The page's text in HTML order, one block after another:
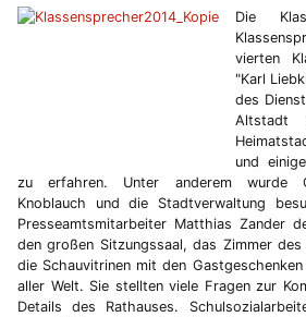
Die
vierten
"Karl
des
Altstadt
und
zu erfahren. Unter anderem wurde
Knoblauch und die Stadtverwaltung
Presseamtsmitarbeiter Matthias Zander
den großen Sitzungssaal, das Zimmer
die Schauvitrinen mit den
aller Welt. Sie stellten viele Fragen zur
Details des Rathauses.